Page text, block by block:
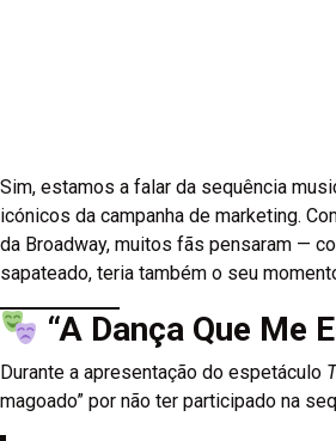
Sim, estamos a falar da sequência
icónicos da campanha de marketing.
da Broadway, muitos fãs pensaram —
sapateado, teria também o seu
“A Dança Que Me
Durante a apresentação do espetáculo
magoado” por não ter participado na